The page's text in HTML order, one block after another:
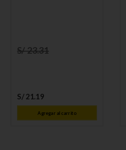
S/ 23.31
S/ 21.19
Agregar al carrito